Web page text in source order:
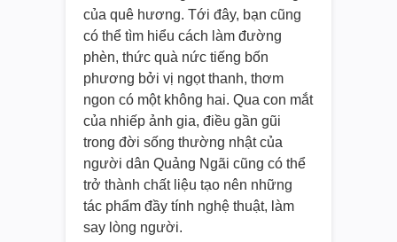
của quê hương. Tới đây, bạn cũng
có thể tìm hiểu cách làm đường
phèn, thức quà nức tiếng bốn
phương bởi vị ngọt thanh, thơm
ngon có một không hai. Qua con mắt
của nhiếp ảnh gia, điều gần gũi
trong đời sống thường nhật của
người dân Quảng Ngãi cũng có thể
trở thành chất liệu tạo nên những
tác phẩm đầy tính nghệ thuật, làm
say lòng người.